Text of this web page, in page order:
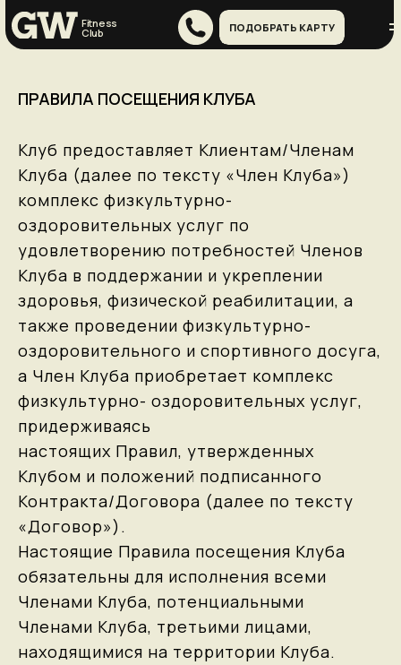
Fitness
Сlub ПОДОБРАТЬ КАРТУ
ПРАВИЛА ПОСЕЩЕНИЯ КЛУБА
Клуб предоставляет Клиентам/Членам
Клуба (далее по тексту «Член Клуба»)
комплекс физкультурно-
оздоровительных услуг по
удовлетворению потребностей Членов
Клуба в поддержании и укреплении
здоровья, физической реабилитации, а
также проведении физкультурно-
оздоровительного и спортивного досуга,
а Член Клуба приобретает комплекс
физкультурно- оздоровительных услуг,
придерживаясь
настоящих Правил, утвержденных
Клубом и положений подписанного
Контракта/Договора (далее по тексту
«Договор»).
Настоящие Правила посещения Клуба
обязательны для исполнения всеми
Членами Клуба, потенциальными
Членами Клуба, третьими лицами,
находящимися на территории Клуба.